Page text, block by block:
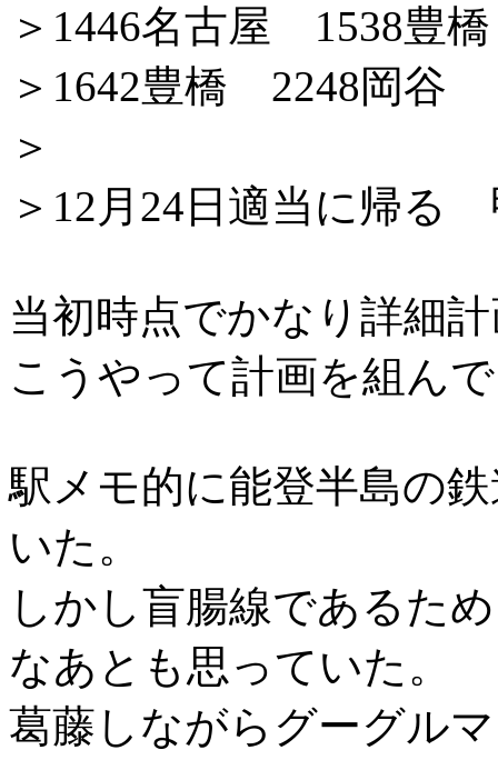
＞1446名古屋 1538豊橋
＞1642豊橋 2248岡谷
＞
＞12月24日適当に帰る
当初時点でかなり詳細
こうやって計画を組ん
駅メモ的に能登半島の
いた。
しかし盲腸線であるた
なあとも思っていた。
葛藤しながらグーグル